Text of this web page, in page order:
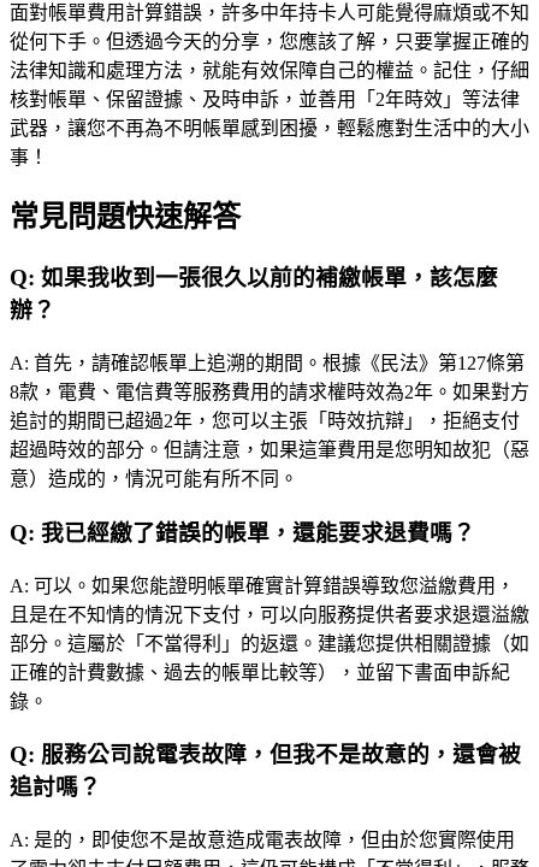
面對帳單費用計算錯誤，許多中年持卡人可能覺得麻煩或不知
從何下手。但透過今天的分享，您應該了解，只要掌握正確的
法律知識和處理方法，就能有效保障自己的權益。記住，仔細
核對帳單、保留證據、及時申訴，並善用「2年時效」等法律
武器，讓您不再為不明帳單感到困擾，輕鬆應對生活中的大小
事！
常見問題快速解答
Q: 如果我收到一張很久以前的補繳帳單，該怎麼
辦？
A: 首先，請確認帳單上追溯的期間。根據《民法》第127條第
8款，電費、電信費等服務費用的請求權時效為2年。如果對方
追討的期間已超過2年，您可以主張「時效抗辯」，拒絕支付
超過時效的部分。但請注意，如果這筆費用是您明知故犯（惡
意）造成的，情況可能有所不同。
Q: 我已經繳了錯誤的帳單，還能要求退費嗎？
A: 可以。如果您能證明帳單確實計算錯誤導致您溢繳費用，
且是在不知情的情況下支付，可以向服務提供者要求退還溢繳
部分。這屬於「不當得利」的返還。建議您提供相關證據（如
正確的計費數據、過去的帳單比較等），並留下書面申訴紀
錄。
Q: 服務公司說電表故障，但我不是故意的，還會被
追討嗎？
A: 是的，即使您不是故意造成電表故障，但由於您實際使用